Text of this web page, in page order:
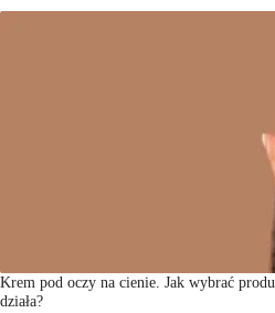
Krem pod oczy na cienie. Jak wybrać
działa?